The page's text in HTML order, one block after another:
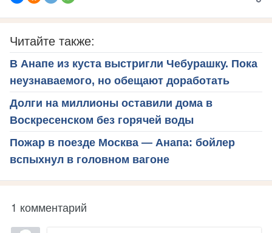
Читайте также:
В Анапе из куста выстригли Чебурашку. Пока
неузнаваемого, но обещают доработать
Долги на миллионы оставили дома в
Воскресенском без горячей воды
Пожар в поезде Москва — Анапа: бойлер
вспыхнул в головном вагоне
1 комментарий